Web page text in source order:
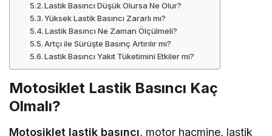
Lastik Basıncı Düşük Olursa Ne Olur?
Yüksek Lastik Basıncı Zararlı mı?
Lastik Basıncı Ne Zaman Ölçülmeli?
Artçı ile Sürüşte Basınç Artırılır mı?
Lastik Basıncı Yakıt Tüketimini Etkiler mi?
Motosiklet Lastik Basıncı Kaç
Olmalı?
Motosiklet lastik basıncı, motor hacmine, lastik